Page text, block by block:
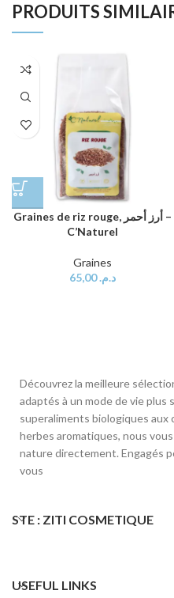
PRODUITS
Graines de riz rouge, أرز أحمر –
C’Naturel
Graines
د.م.65,00
Découvrez la meilleure
adaptés à un mode de vie plus
superaliments biologiques
herbes aromatiques, nous
nature directement. Engagés
vous
STE : ZITI COSMETIQUE
USEFUL LINKS